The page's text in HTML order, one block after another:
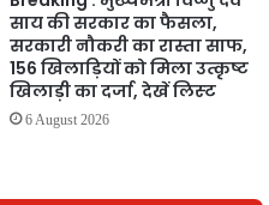
साय की सरकार का फैसला,
सरकारी नौकरी का रास्ता साफ,
156 खिलाड़ियों को मिला उत्कृष्ट
खिलाड़ी का दर्जा, देखें लिस्‍ट
6 August 2026